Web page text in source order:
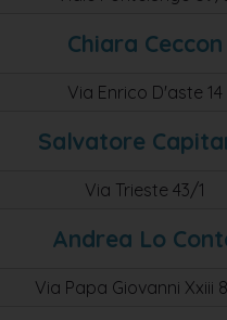
Chiara Ceccon
Via Enrico D'aste 14
Salvatore
Via Trieste 43/1
Andrea Lo
Via Papa Giovanni Xxiii